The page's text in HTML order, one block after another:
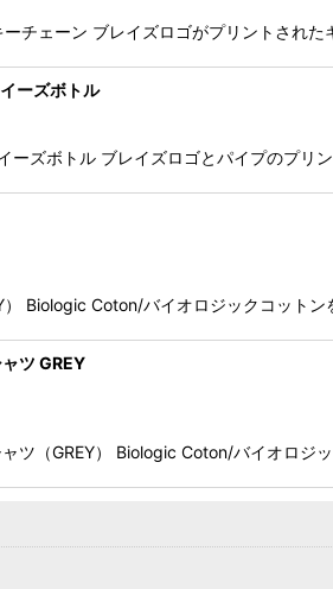
チェーン ブレイズロゴがプリントされ
ーズボトル
ーズボトル ブレイズロゴとパイプのプ
） Biologic Coton/バイオロジックコット
ツ GREY
ツ（GREY） Biologic Coton/バイオロ